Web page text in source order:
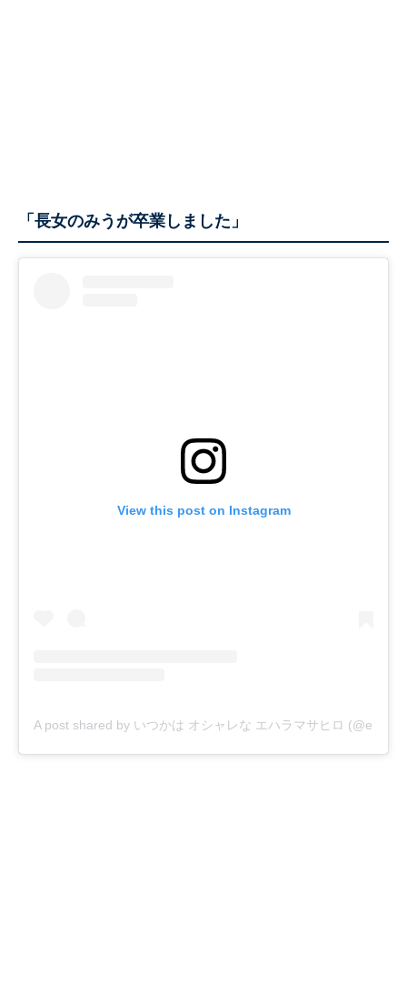
「長女のみうが卒業しました」
View this post on Instagram
A post shared by いつかは オシャレな エハラマサヒロ